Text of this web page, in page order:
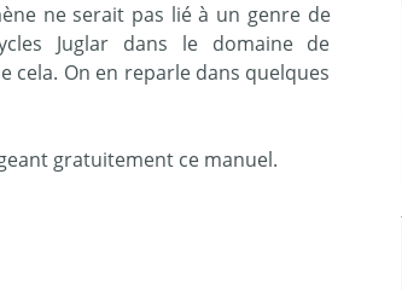
ne serait pas lié à un genre de
Juglar dans le domaine de
cela. On en reparle dans quelques
gratuitement ce manuel.